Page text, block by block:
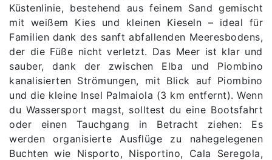
Küstenlinie, bestehend aus feinem Sand gemischt
mit weißem Kies und kleinen Kieseln – ideal für
Familien dank des sanft abfallenden Meeresbodens,
der die Füße nicht verletzt. Das Meer ist klar und
sauber, dank der zwischen Elba und Piombino
kanalisierten Strömungen, mit Blick auf Piombino
und die kleine Insel Palmaiola (3 km entfernt). Wenn
du Wassersport magst, solltest du eine Bootsfahrt
oder einen Tauchgang in Betracht ziehen: Es
werden organisierte Ausflüge zu nahegelegenen
Buchten wie Nisporto, Nisportino, Cala Seregola,